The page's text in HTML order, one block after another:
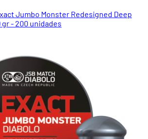
Jumbo Monster Redesigned Deep
gr - 200 unidades